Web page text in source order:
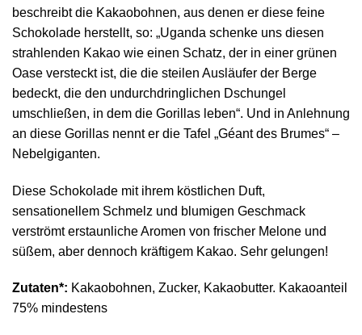
beschreibt die Kakaobohnen, aus denen er diese feine
Schokolade herstellt, so: „Uganda schenke uns diesen
strahlenden Kakao wie einen Schatz, der in einer grünen
Oase versteckt ist, die die steilen Ausläufer der Berge
bedeckt, die den undurchdringlichen Dschungel
umschließen, in dem die Gorillas leben“. Und in Anlehnung
an diese Gorillas nennt er die Tafel „Géant des Brumes“ –
Nebelgiganten.
Diese Schokolade mit ihrem köstlichen Duft,
sensationellem Schmelz und blumigen Geschmack
verströmt erstaunliche Aromen von frischer Melone und
süßem, aber dennoch kräftigem Kakao. Sehr gelungen!
Zutaten*: Kakaobohnen, Zucker, Kakaobutter. Kakaoanteil
75% mindestens